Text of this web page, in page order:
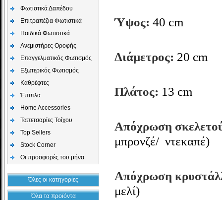
Φωτιστικά Δαπέδου
Επιτραπέζια Φωτιστικά
Παιδικά Φωτιστικά
Aνεμιστήρες Οροφής
Επαγγελματικός Φωτισμός
Εξωτερικός Φωτισμός
Καθρέφτες
Έπιπλα
Home Accessories
Ταπετσαρίες Τοίχου
Top Sellers
Stock Corner
Οι προσφορές του μήνα
Όλες οι κατηγορίες
Όλα τα προϊόντα
Ύψος: 40 cm
Διάμετρος: 20 cm
Πλάτος: 13 cm
Απόχρωση
μπρονζέ/ ντεκαπέ)
Απόχρωση
μελί)